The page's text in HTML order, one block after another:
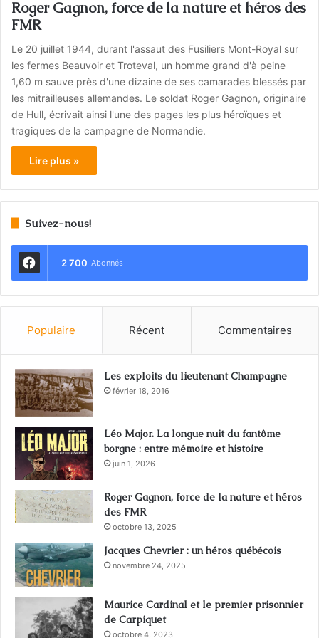
Roger Gagnon, force de la nature et héros des
FMR
Le 20 juillet 1944, durant l'assaut des Fusiliers Mont-Royal sur
les fermes Beauvoir et Troteval, un homme grand d'à peine
1,60 m sauve près d'une dizaine de ses camarades blessés par
les mitrailleuses allemandes. Le soldat Roger Gagnon, originaire
de Hull, écrivait ainsi l'une des pages les plus héroïques et
tragiques de la campagne de Normandie.
Lire plus »
Suivez-nous!
2 700 Abonnés
Populaire Récent Commentaires
Les exploits du lieutenant Champagne
février 18, 2016
Léo Major. La longue nuit du fantôme
borgne : entre mémoire et histoire
juin 1, 2026
Roger Gagnon, force de la nature et héros
des FMR
octobre 13, 2025
Jacques Chevrier : un héros québécois
novembre 24, 2025
Maurice Cardinal et le premier prisonnier
de Carpiquet
octobre 4, 2023